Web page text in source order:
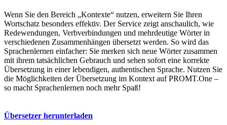
Wenn Sie den Bereich „Kontexte“ nutzen, erweitern Sie Ihren
Wortschatz besonders effektiv. Der Service zeigt anschaulich, wie
Redewendungen, Verbverbindungen und mehrdeutige Wörter in
verschiedenen Zusammenhängen übersetzt werden. So wird das
Sprachenlernen einfacher: Sie merken sich neue Wörter zusammen
mit ihrem tatsächlichen Gebrauch und sehen sofort eine korrekte
Übersetzung in einer lebendigen, authentischen Sprache. Nutzen Sie
die Möglichkeiten der Übersetzung im Kontext auf PROMT.One –
so macht Sprachenlernen noch mehr Spaß!
Übersetzer herunterladen